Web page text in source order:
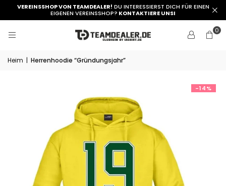
VEREINSSHOP VON TEAMDEALER! DU INTERESSIERST DICH FÜR EINEN
EIGENEN VEREINSSHOP? KONTAKTIERE UNSI
0
Heim | Herrenhoodie “Gründungsjahr”
-14%